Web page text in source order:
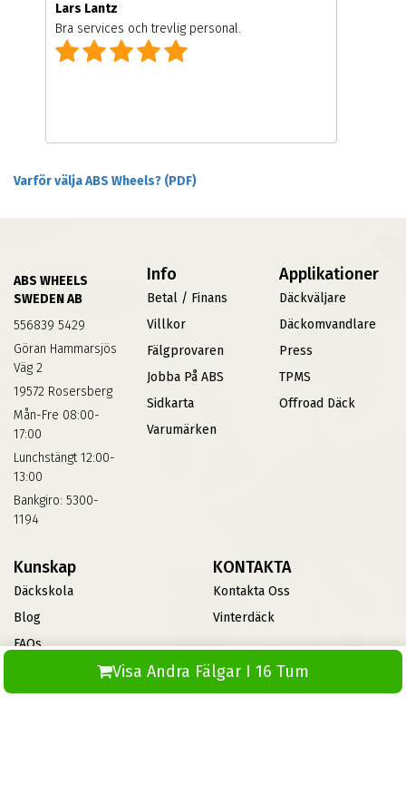
Visa Andra Fälgar I 16 Tum
Lars Lantz
Bra services och trevlig personal.
Varför välja ABS Wheels? (PDF)
ABS WHEELS
SWEDEN AB
556839 5429
Göran Hammarsjös
Väg 2
19572 Rosersberg
Mån-Fre 08:00-
17:00
Lunchstängt 12:00-
13:00
Bankgiro: 5300-
1194
Info
Betal / Finans
Villkor
Fälgprovaren
Jobba På ABS
Sidkarta
Varumärken
Applikationer
Däckväljare
Däckomvandlare
Press
TPMS
Offroad Däck
Kunskap
Däckskola
Blog
FAQs
Informationsbank Av Däck
KONTAKTA
Kontakta Oss
Vinterdäck